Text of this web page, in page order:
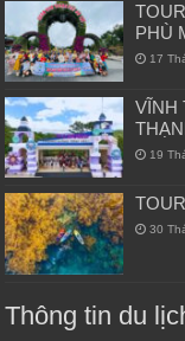
PHÙ
17
VĨNH
19
30
Thông tin du